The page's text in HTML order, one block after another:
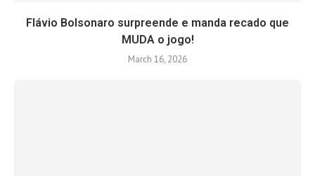
Flávio Bolsonaro surpreende e manda recado que
MUDA o jogo!
March 16, 2026